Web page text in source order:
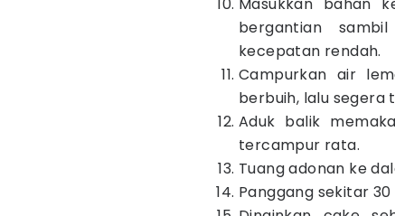
bergantian
kecepatan rendah.
Campurkan air
berbuih, lalu segera
Aduk balik
tercampur rata.
Tuang adonan ke
Panggang sekitar